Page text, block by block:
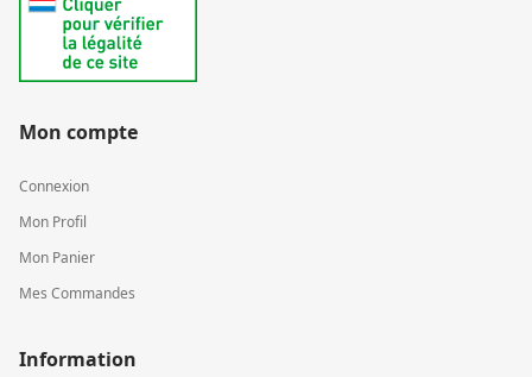
Mon compte
Connexion
Mon Profil
Mon Panier
Mes Commandes
Information